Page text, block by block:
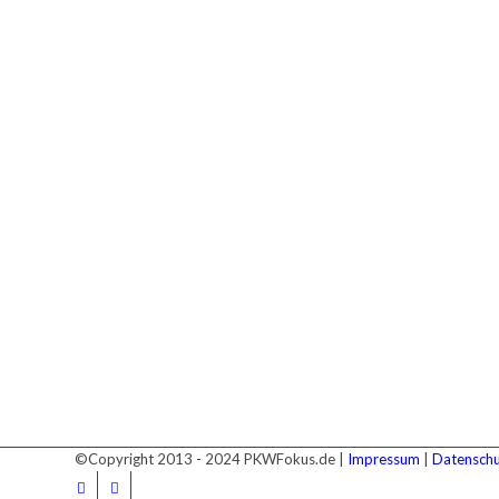
©Copyright 2013 - 2024 PKWFokus.de | Impressum